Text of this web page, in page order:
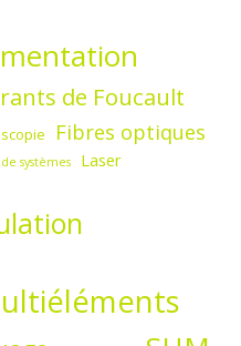
de Foucault
Fibres optiques
systèmes Laser